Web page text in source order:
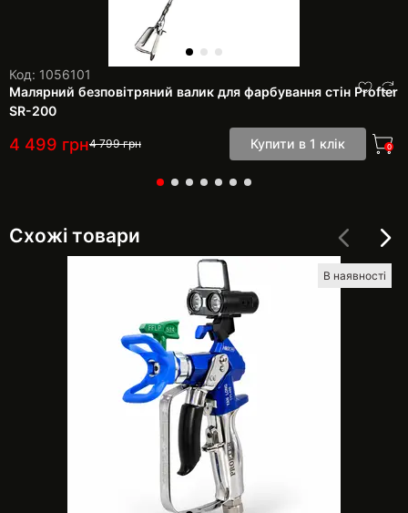
Код: 1056101
Малярний безповітряний валик для фарбування стін Profter
SR-200
4 499 грн4 799грн Купити в 1 клік 0
Схожі товари
В наявності